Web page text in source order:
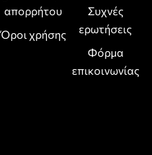
απορρήτου
Όροι χρήσης
Συχνές
ερωτήσεις
Φόρμα
επικοινωνίας